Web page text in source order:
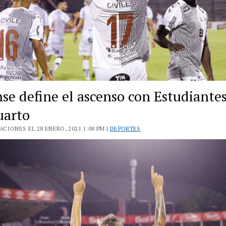
define el ascenso con
EL 28 ENERO, 2021 1:08 PM | DEPORTES